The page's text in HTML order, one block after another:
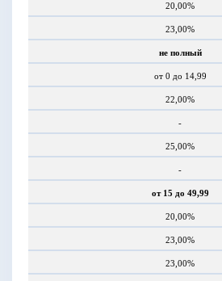
20,00%
23,00%
не полный
от 0 до 14,99
22,00%
-
25,00%
-
от 15 до 49,99
20,00%
23,00%
23,00%